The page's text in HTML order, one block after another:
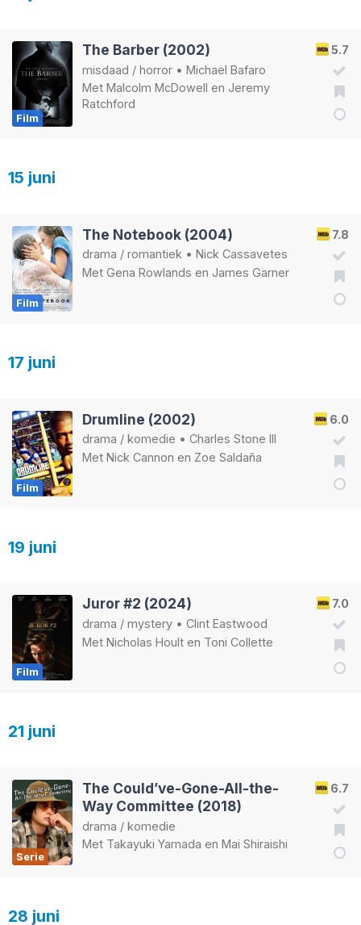
Film
5.7
The Barber (2002)
misdaad / horror • Michael Bafaro
Met Malcolm McDowell en Jeremy
Ratchford
15 juni
Film
7.8
The Notebook (2004)
drama / romantiek • Nick Cassavetes
Met Gena Rowlands en James Garner
17 juni
Film
6.0
Drumline (2002)
drama / komedie • Charles Stone III
Met Nick Cannon en Zoe Saldaña
19 juni
Film
7.0
Juror #2 (2024)
drama / mystery • Clint Eastwood
Met Nicholas Hoult en Toni Collette
21 juni
Serie
6.7
The Could’ve-Gone-All-the-
Way Committee (2018)
drama / komedie
Met Takayuki Yamada en Mai Shiraishi
28 juni